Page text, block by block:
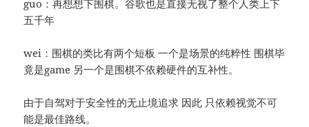
guo：再想想下围棋。谷歌也是直接无视了整个人类上下
五千年
wei：围棋的类比有两个短板 一个是场景的纯粹性 围棋毕
竟是game 另一个是围棋不依赖硬件的互补性。
由于自驾对于安全性的无止境追求 因此 只依赖视觉不可
能是最佳路线。